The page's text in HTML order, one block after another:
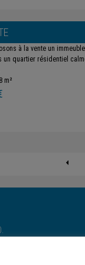
à la vente un
un quartier résidentiel
m²